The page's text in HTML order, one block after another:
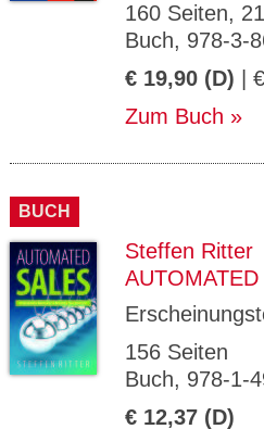
160 Seiten,
Buch, 978-3-
€ 19,90 (D) |
Zum Buch
BUCH
Steffen Ritter
156 Seiten
Buch, 978-1-
€ 12,37 (D)